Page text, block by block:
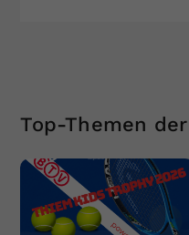
Top-Themen